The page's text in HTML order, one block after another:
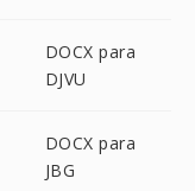
DOCX para
DJVU
DOCX para
JBG